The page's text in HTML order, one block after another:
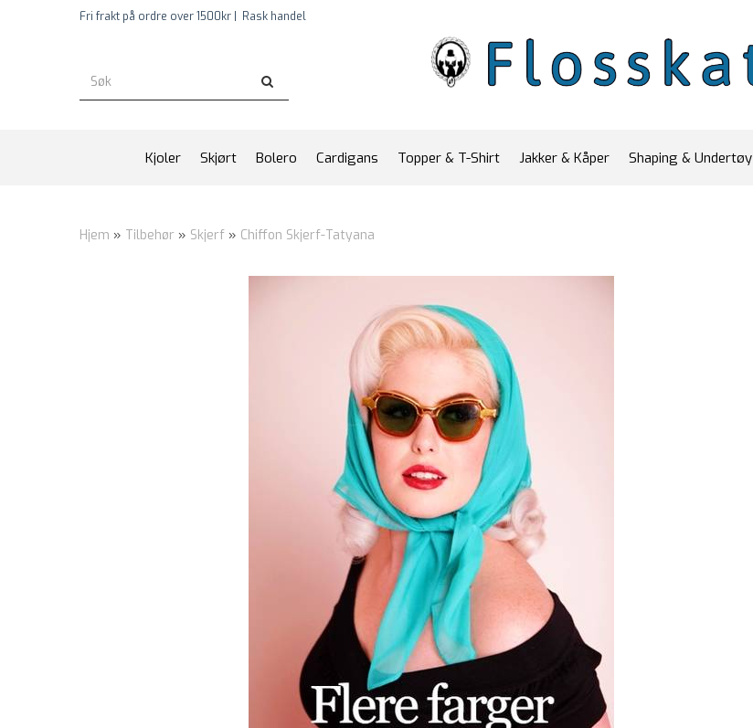
Fri frakt på ordre over 1500kr | Rask handel
Kjoler Skjørt Bolero Cardigans Topper & T-Shirt Jakker & Kåper Shaping & Undertøy
Hjem » Tilbehør » Skjerf » Chiffon Skjerf-Tatyana